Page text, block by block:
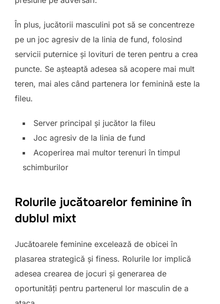
În plus, jucătorii masculini pot să se concentreze
pe un joc agresiv de la linia de fund, folosind
servicii puternice și lovituri de teren pentru a crea
puncte. Se așteaptă adesea să acopere mai mult
teren, mai ales când partenera lor feminină este la
fileu.
Server principal și jucător la fileu
Joc agresiv de la linia de fund
Acoperirea mai multor terenuri în timpul
schimburilor
Rolurile jucătoarelor feminine în
dublul mixt
Jucătoarele feminine excelează de obicei în
plasarea strategică și finess. Rolurile lor implică
adesea crearea de jocuri și generarea de
oportunități pentru partenerul lor masculin de a